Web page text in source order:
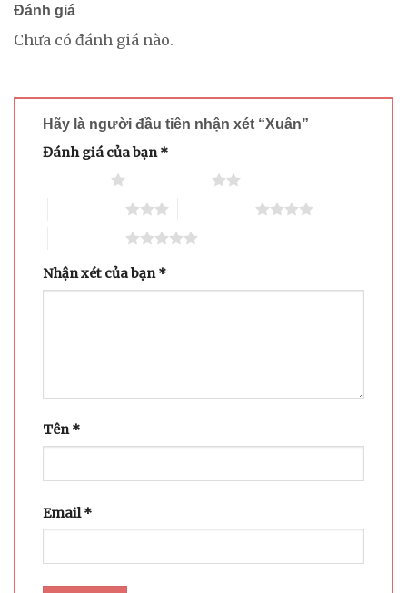
Đánh giá
Chưa có đánh giá nào.
Hãy là người đầu tiên nhận xét “Xuân”
Đánh giá của bạn*
Nhận xét của bạn*
Tên*
Email*